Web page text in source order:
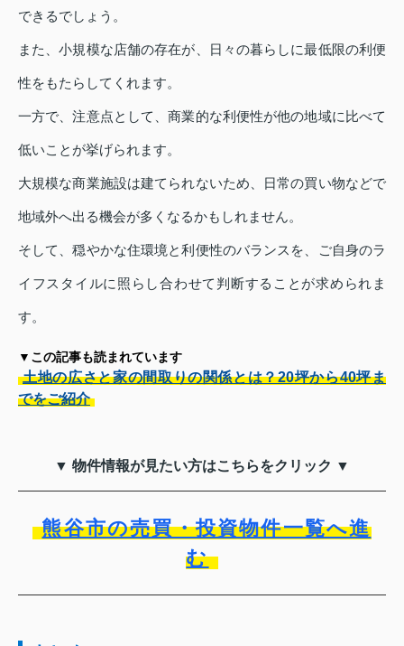
できるでしょう。
また、小規模な店舗の存在が、日々の暮らしに最低限の利便
性をもたらしてくれます。
一方で、注意点として、商業的な利便性が他の地域に比べて
低いことが挙げられます。
大規模な商業施設は建てられないため、日常の買い物などで
地域外へ出る機会が多くなるかもしれません。
そして、穏やかな住環境と利便性のバランスを、ご自身のラ
イフスタイルに照らし合わせて判断することが求められま
す。
▼この記事も読まれています
土地の広さと家の間取りの関係とは？20坪から40坪ま
でをご紹介
▼ 物件情報が見たい方はこちらをクリック ▼
熊谷市の売買・投資物件一覧へ進
む